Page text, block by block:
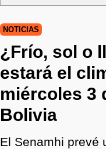
NOTICIAS
¿Frío, sol o
estará el
miércoles 3
Bolivia
El Senamhi prevé